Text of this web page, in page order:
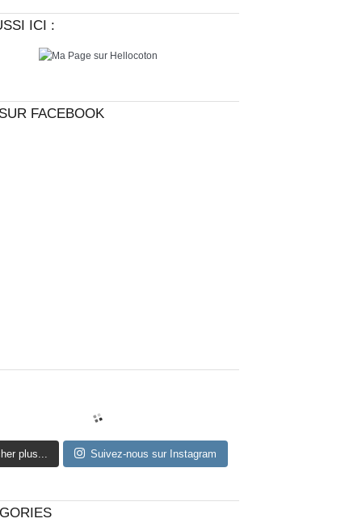
ICI :
FACEBOOK
plus... Suivez-nous sur Instagram